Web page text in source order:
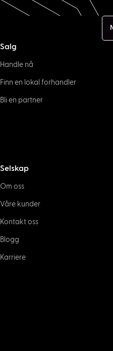
Salg
Handle nå
Finn en lokal forhandler
Bli en partner
Selskap
Om oss
Våre kunder
Kontakt oss
Blogg
Karriere